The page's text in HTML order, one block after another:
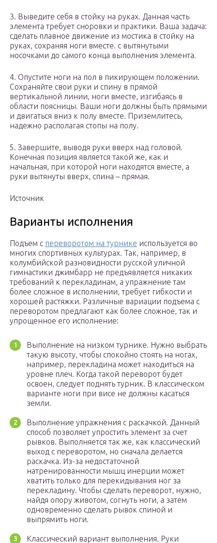
3. Выведите себя в стойку на руках. Данная часть
элемента требует сноровки и практики. Ваша задача:
сделать плавное движение из мостика в стойку на
руках, сохраняя ноги вместе. с вытянутыми
носочками до самого конца выполнения элемента.
4. Опустите ноги на пол в пикирующем положении.
Сохраняйте свои руки и спину в прямой
вертикальной линии, ноги вместе, изгибаясь в
области поясницы. Ваши ноги должны быть прямыми
и двигаться вниз к полу вместе. Приземлитесь,
надежно располагая стопы на полу.
5. Завершите, выводя руки вверх над головой.
Конечная позиция является такой же, как и
начальная, при которой ноги находятся вместе, а
руки вытянуты вверх, спина – прямая.
Источник
Варианты исполнения
Подъем с переворотом на турнике используется во
многих спортивных культурах. Так, например, в
колумбийской разновидности русской уличной
гимнастики джимбарр не предъявляется никаких
требований к перекладинам, а упражнение там
более сложное в исполнении, требует гибкости и
хорошей растяжки. Различные вариации подъема с
переворотом предлагают как более сложное, так и
упрощенное его исполнение:
Выполнение на низком турнике. Нужно выбрать
такую высоту, чтобы спокойно стоять на ногах,
например, перекладина может находиться на
уровне плеч. Когда такой переворот будет
освоен, следует поднять турник. В классическом
варианте ноги при висе не должны касаться
земли.
Выполнение упражнения с раскачкой. Данный
способ позволяет упростить элемент за счет
рывков. Выполняется так же, как классический
выход с переворотом, но сначала делается
раскачка. Из-за недостаточной
натренированности мышц инерции может
хватить только для перекидывания ног за
перекладину. Чтобы сделать переворот, нужно,
найдя опору животом, согнуть ноги, а затем
одновременно сделать рывок спиной и
выпрямить ноги.
Классический вариант выполнения. Руки